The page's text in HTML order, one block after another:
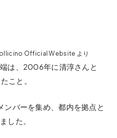
Official Website より
は、2006年に清淳さんと
こと。
バーを集め、都内を拠点と
した。